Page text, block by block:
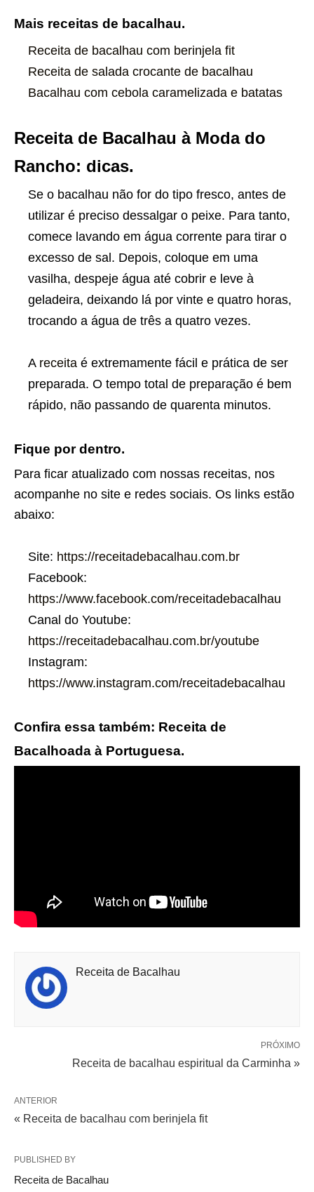
Mais receitas de bacalhau.
Receita de bacalhau com berinjela fit
Receita de salada crocante de bacalhau
Bacalhau com cebola caramelizada e batatas
Receita de Bacalhau à Moda do
Rancho: dicas.
Se o bacalhau não for do tipo fresco, antes de
utilizar é preciso dessalgar o peixe. Para tanto,
comece lavando em água corrente para tirar o
excesso de sal. Depois, coloque em uma
vasilha, despeje água até cobrir e leve à
geladeira, deixando lá por vinte e quatro horas,
trocando a água de três a quatro vezes.
A receita é extremamente fácil e prática de ser
preparada. O tempo total de preparação é bem
rápido, não passando de quarenta minutos.
Fique por dentro.
Para ficar atualizado com nossas receitas, nos
acompanhe no site e redes sociais. Os links estão
abaixo:
Site: https://receitadebacalhau.com.br
Facebook:
https://www.facebook.com/receitadebacalhau
Canal do Youtube:
https://receitadebacalhau.com.br/youtube
Instagram:
https://www.instagram.com/receitadebacalhau
Confira essa também: Receita de
Bacalhoada à Portuguesa.
Receita de Bacalhau
PRÓXIMO
Receita de bacalhau espiritual da Carminha »
ANTERIOR
« Receita de bacalhau com berinjela fit
PUBLISHED BY
Receita de Bacalhau